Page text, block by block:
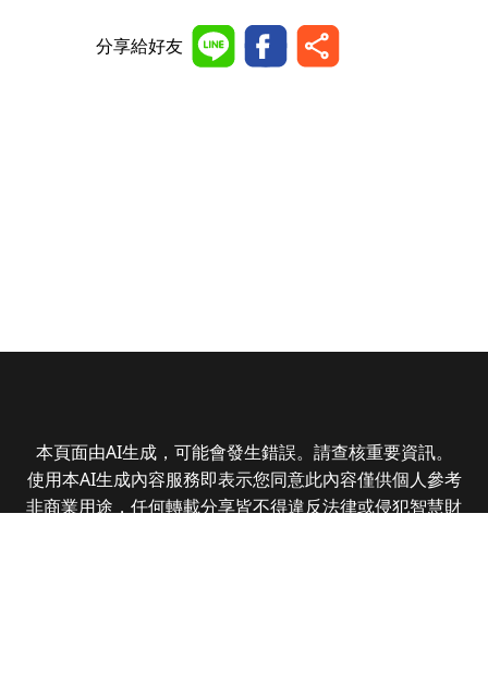
分享給好友
本頁面由AI生成，可能會發生錯誤。請查核重要資訊。
使用本AI生成內容服務即表示您同意此內容僅供個人參考
非商業用途，任何轉載分享皆不得違反法律或侵犯智慧財